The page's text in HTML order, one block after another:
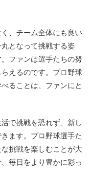
、チーム全体にも良い
となって挑戦する姿
ファンは選手たちの努
えるのです。プロ野球
ることは、ファンにと
で挑戦を恐れず、新し
ます。プロ野球選手た
挑戦を楽しむことが大
毎日をより豊かに彩っ